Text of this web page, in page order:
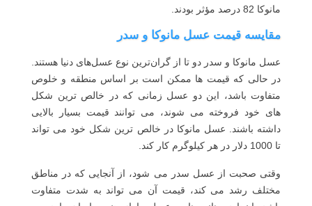
مانوکا 82 درصد مؤثر بودند.
مقایسه قیمت عسل مانوکا و سدر
عسل مانوکا و سدر دو تا از گران‌ترین نوع عسل‌های دنیا هستند.
در حالی که قیمت ها ممکن است بر اساس منطقه و خلوص
متفاوت باشد، این دو عسل زمانی که در خالص ترین شکل
های خود فروخته می شوند، می توانند قیمت بسیار بالایی
داشته باشند. عسل مانوکا در خالص ترین شکل خود می تواند
تا 1000 دلار در هر کیلوگرم کار کند.
وقتی صحبت از عسل سدر می شود، از آنجایی که در مناطق
مختلف رشد می کند، قیمت آن می تواند به شدت متفاوت